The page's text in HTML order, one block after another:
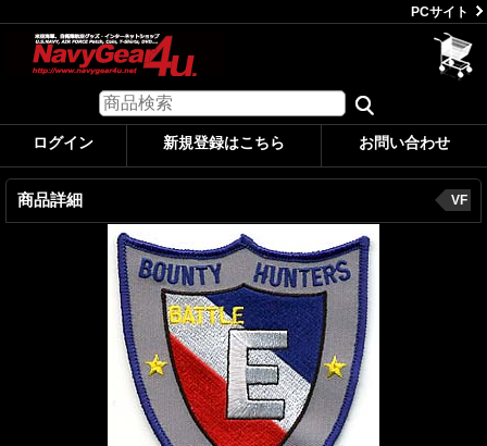
PCサイト
ログイン 新規登録はこちら お問い合わせ
商品詳細 VF